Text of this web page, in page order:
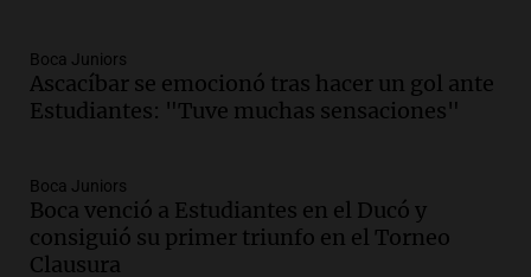
Audio.
Boca Juniors obtiene una vital
victoria ante Estudiantes gracias al gol
de Santiago Azcácibar
Episodios
Audio.La visita papal no debe mezclarse
con la política, advierte el consultor
Carlos Fara
Boca Juniors
Ascacíbar se emocionó tras hacer un gol ante
Estudiantes: "Tuve muchas sensaciones"
Boca Juniors
Boca venció a Estudiantes en el Ducó y
consiguió su primer triunfo en el Torneo
Clausura